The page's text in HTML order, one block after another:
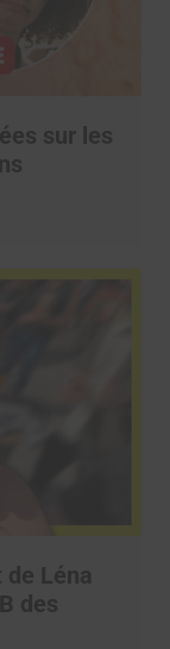
sur les
de Léna
des